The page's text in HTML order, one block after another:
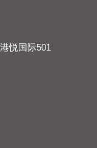
悦国际501